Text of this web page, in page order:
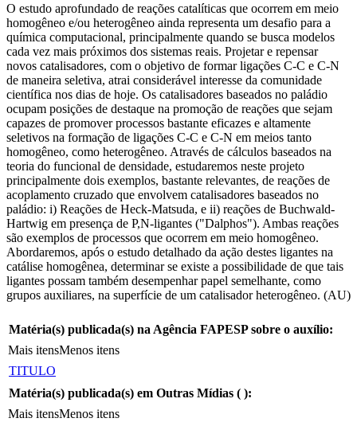
O estudo aprofundado de reações catalíticas que ocorrem em meio
homogêneo e/ou heterogêneo ainda representa um desafio para a
química computacional, principalmente quando se busca modelos
cada vez mais próximos dos sistemas reais. Projetar e repensar
novos catalisadores, com o objetivo de formar ligações C-C e C-N
de maneira seletiva, atrai considerável interesse da comunidade
científica nos dias de hoje. Os catalisadores baseados no paládio
ocupam posições de destaque na promoção de reações que sejam
capazes de promover processos bastante eficazes e altamente
seletivos na formação de ligações C-C e C-N em meios tanto
homogêneo, como heterogêneo. Através de cálculos baseados na
teoria do funcional de densidade, estudaremos neste projeto
principalmente dois exemplos, bastante relevantes, de reações de
acoplamento cruzado que envolvem catalisadores baseados no
paládio: i) Reações de Heck-Matsuda, e ii) reações de Buchwald-
Hartwig em presença de P,N-ligantes ("Dalphos"). Ambas reações
são exemplos de processos que ocorrem em meio homogêneo.
Abordaremos, após o estudo detalhado da ação destes ligantes na
catálise homogênea, determinar se existe a possibilidade de que tais
ligantes possam também desempenhar papel semelhante, como
grupos auxiliares, na superfície de um catalisador heterogêneo. (AU)
Matéria(s) publicada(s) na Agência FAPESP sobre o auxílio:
Mais itensMenos itens
TITULO
Matéria(s) publicada(s) em Outras Mídias ( ):
Mais itensMenos itens